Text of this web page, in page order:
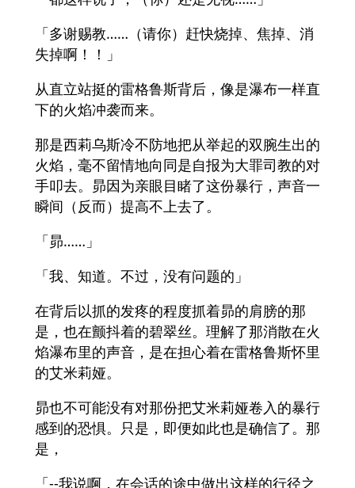
「多谢赐教……（请你）赶快烧掉、焦掉、消
失掉啊！！」
从直立站挺的雷格鲁斯背后，像是瀑布一样直
下的火焰冲袭而来。
那是西莉乌斯冷不防地把从举起的双腕生出的
火焰，毫不留情地向同是自报为大罪司教的对
手叩去。昴因为亲眼目睹了这份暴行，声音一
瞬间（反而）提高不上去了。
「昴……」
「我、知道。不过，没有问题的」
在背后以抓的发疼的程度抓着昴的肩膀的那
是，也在颤抖着的碧翠丝。理解了那消散在火
焰瀑布里的声音，是在担心着在雷格鲁斯怀里
的艾米莉娅。
昴也不可能没有对那份把艾米莉娅卷入的暴行
感到的恐惧。只是，即便如此也是确信了。那
是，
「--我说啊，在会话的途中做出这样的行径之